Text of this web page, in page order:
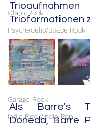
Glam Rock
Psychedelic/Space Rock
Stoner Rock
Alternative Rock
Hard Rock
Garage Rock
Indie Rock/Indie Pop
Trioformationen
Als Barre's
Doneda, Barre